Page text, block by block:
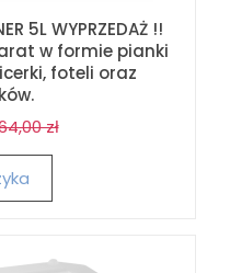
5L WYPRZEDAŻ !!
w formie pianki
foteli oraz
zł